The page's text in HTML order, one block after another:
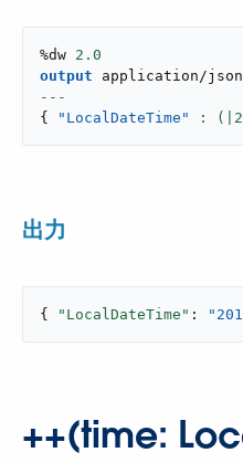
%dw 2.0
output
application/json
---
{
"LocalDateTime" : (|
出力
{ "LocalDateTime" :
++(time: